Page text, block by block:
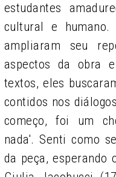
estudantes
cultural e
ampliaram seu
aspectos da obra
textos, eles
contidos nos
começo, foi um
nada'. Senti como
da peça, esperando